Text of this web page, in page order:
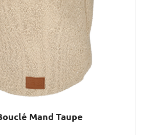
Mand Taupe